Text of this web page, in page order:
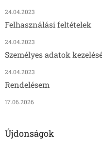
24.04.2023
Felhasználási feltételek
24.04.2023
Személyes adatok
24.04.2023
Rendelésem
17.06.2026
Újdonságok